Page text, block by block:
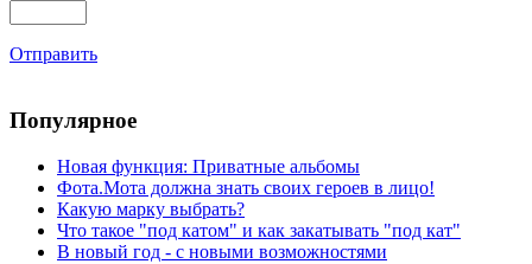
Отправить
Популярное
Новая функция: Приватные альбомы
Фота.Мота должна знать своих героев в лицо!
Какую марку выбрать?
Что такое "под катом" и как закатывать "под кат"
В новый год - с новыми возможностями